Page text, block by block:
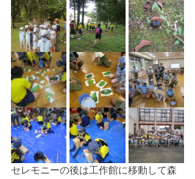
セレモニーの後は工作館に移動して森